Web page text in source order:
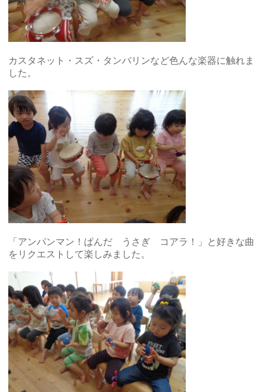
カスタネット・スズ・タンバリンなど色んな楽器に触れま
した。
「アンパンマン！ぱんだ うさぎ コアラ！」と好きな曲
をリクエストして楽しみました。